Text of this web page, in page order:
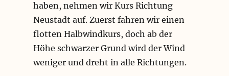
haben, nehmen wir Kurs Richtung
Neustadt auf. Zuerst fahren wir einen
flotten Halbwindkurs, doch ab der
Höhe schwarzer Grund wird der Wind
weniger und dreht in alle Richtungen.